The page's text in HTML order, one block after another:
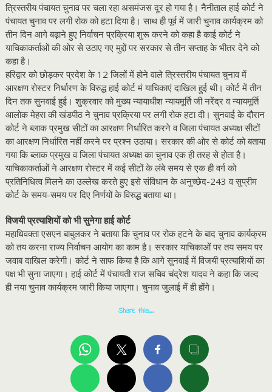
चुनाव
को
हाई
कोर्ट
की
झंडी,
तीन
दिन
आगे
खिसकेगा
चुनाव
कार्यक्रम
त्रिस्तरीय पंचायत चुनाव पर चला रहा असमंजस दूर हो गया है। नैनीताल हाई कोर्ट ने
पंचायत चुनाव पर लगी रोक को हटा दिया है। साथ ही पूर्व में जारी चुनाव कार्यक्रम को
तीन दिन आगे बढ़ाने हुए निर्वाचन प्रक्रिया शुरू करने को कहा है काई कोर्ट ने
याचिकाकर्ताओं की ओर से उठाए गए मुद्दों पर सरकार से तीन सप्ताह के भीतर देने को
कहा है।
हरिद्वार को छोड़कर प्रदेश के 12 जिलों में होने वाले त्रिस्तरीय पंचायत चुनाव में
आरक्षण रोस्टर निर्धारण के विरुद्ध हाई कोर्ट मं याचिकाएं दाखिल हुई थी। कोर्ट में तीन
दिन तक सुनवाई हुई। शुक्रवार को मुख्य न्यायाधीश न्यायमूर्ति जी नरेंद्र व न्यायमूर्ति
आलोक मेहरा की खंडपीठ ने चुनाव प्रक्रिया पर लगी रोक हटा दी। सुनवाई के दौरान
कोर्ट ने ब्लाक प्रमुख सीटों का आरक्षण निर्धारित करने व जिला पंचायत अध्यक्ष सीटों
का आरक्षण निर्धारित नहीं करने पर प्रश्न उठाया। सरकार की ओर से कोर्ट को बताया
गया कि ब्लाक प्रमुख व जिला पंचायत अध्यक्ष का चुनाव एक ही तरह से होता है।
याचिकाकर्ताओं ने आरक्षण रोस्टर में कई सीटों के लंबे समय से एक ही वर्ग को
प्रतिनिधित्व मिलने का उल्लेख करते हुए इसे संविधान के अनुच्छेद-243 व सुप्रीम
कोर्ट के समय-समय पर दिए निर्णयों के विरुद्ध बताया था।
विजयी प्रत्याशियों को भी सुनेगा हाई कोर्ट
महाधिवक्ता एसएन बाबुलकर ने बताया कि चुनाव पर रोक हटने के बाद चुनाव कार्यक्रम
को तय करना राज्य निर्वाचन आयोग का काम है। सरकार याचिकाओं पर तय समय पर
जवाब दाखिल करेगी। कोर्ट ने साफ किया है कि आगे सुनवाई में विजयी प्रत्याशियों का
पक्ष भी सुना जाएगा। हाई कोर्ट में पंचायती राज सचिव चंद्रेश यादव ने कहा कि जल्द
ही नया चुनाव कार्यक्रम जारी किया जाएगा। चुनाव जुलाई में ही हाेंगे।
Share this…